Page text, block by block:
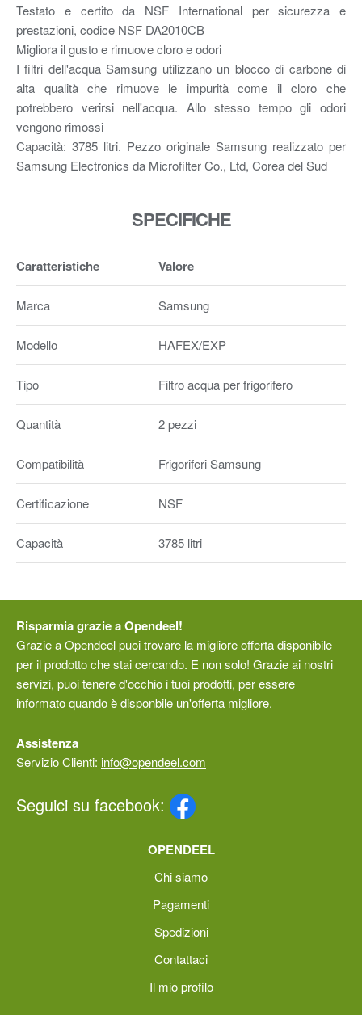
Testato e certito da NSF International per sicurezza e
prestazioni, codice NSF DA2010CB
Migliora il gusto e rimuove cloro e odori
I filtri dell'acqua Samsung utilizzano un blocco di carbone di
alta qualità che rimuove le impurità come il cloro che
potrebbero verirsi nell'acqua. Allo stesso tempo gli odori
vengono rimossi
Capacità: 3785 litri. Pezzo originale Samsung realizzato per
Samsung Electronics da Microfilter Co., Ltd, Corea del Sud
SPECIFICHE
Caratteristiche Valore
Marca Samsung
Modello HAFEX/EXP
Tipo Filtro acqua per frigorifero
Quantità 2 pezzi
Compatibilità Frigoriferi Samsung
Certificazione NSF
Capacità 3785 litri
Risparmia grazie a Opendeel!
Grazie a Opendeel puoi trovare la migliore offerta disponibile
per il prodotto che stai cercando. E non solo! Grazie ai nostri
servizi, puoi tenere d'occhio i tuoi prodotti, per essere
informato quando è disponbile un'offerta migliore.
Assistenza
Servizio Clienti: info@opendeel.com
Seguici su facebook:
OPENDEEL
Chi siamo
Pagamenti
Spedizioni
Contattaci
Il mio profilo